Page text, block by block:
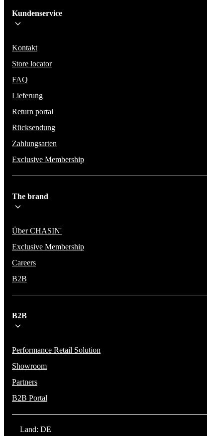
Bleib auf dem Laufenden über die neuesten Nachrichten, Kampagnen
Aktionen. Wir geben deine E-Mail-Adresse nicht weiter und versenden
Kundenservice
Kontakt
Store locator
FAQ
Lieferung
Return portal
Rücksendung
Zahlungsarten
Exclusive Membership
The brand
Über CHASIN'
Exclusive Membership
Careers
B2B
B2B
Performance Retail Solution
Showroom
Partners
B2B Portal
Land: DE